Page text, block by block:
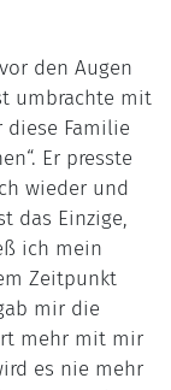
den Augen
umbrachte mit
diese Familie
Er presste
wieder und
das Einzige,
ich mein
Zeitpunkt
mir die
mehr mit mir
es nie mehr